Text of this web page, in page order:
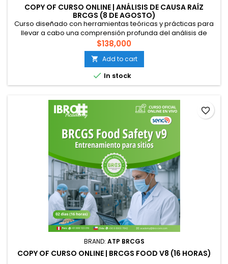
COPY OF CURSO ONLINE | ANÁLISIS DE CAUSA RAÍZ
BRCGS (8 DE AGOSTO)
Curso diseñado con herramientas teóricas y prácticas para
llevar a cabo una comprensión profunda del análisis de
causa raíz (RCA), para conocer la importancia de este y
poder realizarlo de manera competente. Esto es
especialmente útil cuando se implementan los requisitos en
los Estándares Globales de BRCGS, los cuales solicitan que
se implementen acciones...
$138,000
 Add to cart
 In stock
BRAND: ATP BRCGS
COPY OF CURSO ONLINE | BRCGS FOOD V8 (16 HORAS)
favorite_border